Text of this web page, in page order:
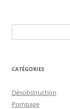
CATÉGORIES
Désobstruction
Pompage